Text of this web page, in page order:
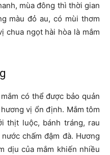
mùa đông thì thời gian
màu đỏ au, có mùi thơm
chua ngọt hài hòa là mắm
có thể được bảo quản
vị ổn định. Mắm tôm
thịt luộc, bánh tráng, rau
chấm đậm đà. Hương
dịu của mắm khiến nhiều